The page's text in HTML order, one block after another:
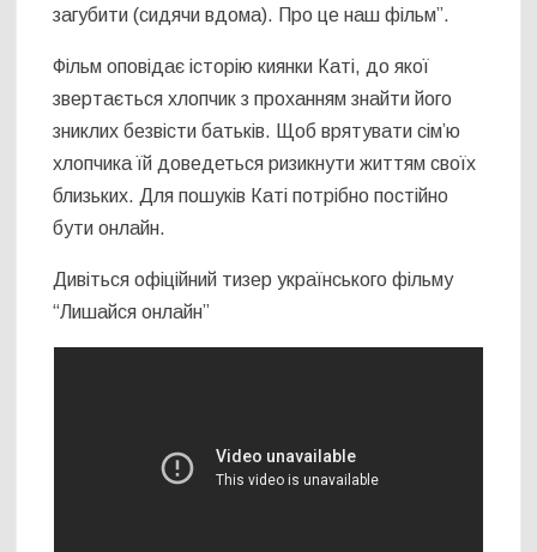
загубити (сидячи вдома). Про це наш фільм”.
Фільм оповідає історію киянки Каті, до якої
звертається хлопчик з проханням знайти його
зниклих безвісти батьків. Щоб врятувати сім’ю
хлопчика їй доведеться ризикнути життям своїх
близьких. Для пошуків Каті потрібно постійно
бути онлайн.
Дивіться офіційний тизер українського фільму
“Лишайся онлайн”